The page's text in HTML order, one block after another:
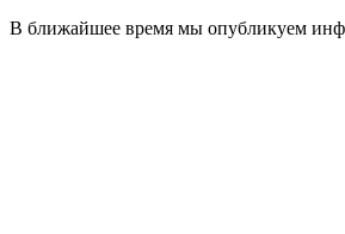
В ближайшее время мы опубликуем